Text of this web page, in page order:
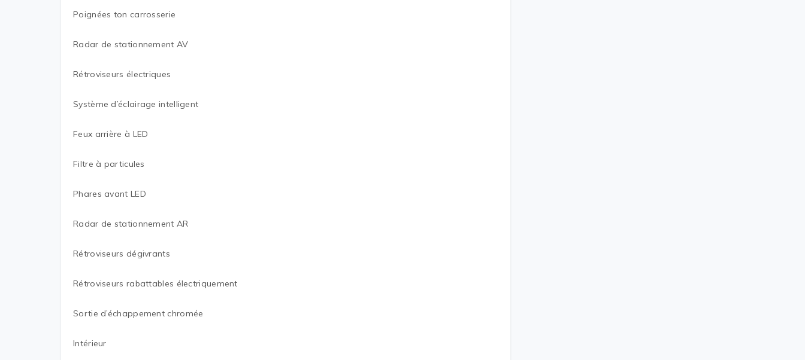
Poignées ton carrosserie
Radar de stationnement AV
Rétroviseurs électriques
Système d’éclairage intelligent
Feux arrière à LED
Filtre à particules
Phares avant LED
Radar de stationnement AR
Rétroviseurs dégivrants
Rétroviseurs rabattables électriquement
Sortie d’échappement chromée
Intérieur